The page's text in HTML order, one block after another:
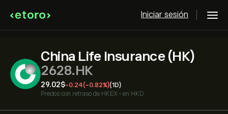
Iniciar sesión
China Life Insurance (HK)
2628.HK
29.02‎$‎-0.24(-0.82%)(1D)
Precios con retraso de HKEX • en HKD